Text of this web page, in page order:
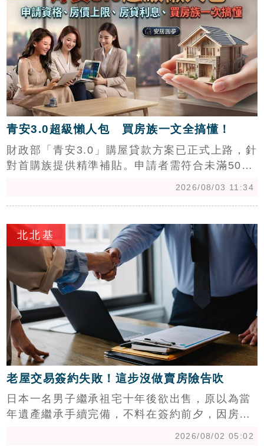
20年維護成本高達百萬元，建議購屋族務必查驗
契約並釐清設備產權與收益歸屬，以保障自身權
益並規避未來維運負擔。
青安3.0超級懶人包 買房族一文全搞懂！
財政部「青安3.0」購屋貸款方案已正式上路，針
對首購族提供精準補貼。申請者需符合未滿50
度。利率採「3+3」階梯式補貼，前3年享優惠利
率1.775%，第4年起逐年遞減。專家提醒，申貸
者需留意「80條款」對年限的限制，以及寬限期
結束後月付金翻倍的財務風險。有意申請者可直
接向8大公股銀行辦理，建議購屋前務必詳細試
算，確保未來還款能力，以免因政策退場機制導
致負擔過重。
2026/08/03 11:34
北北基
老屋交易簽約失敗！這步沒做賣房險告吹
日本一名男子繼承祖宅十年後欲出售，原以為當
年遺產繼承手續完備，不料在簽約前夕，因房屋
2026/08/02 05:02